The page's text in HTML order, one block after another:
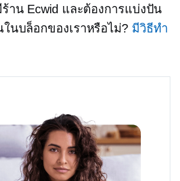
าน Ecwid และต้องการแบ่งปัน
นบล็อกของเราหรือไม่? มีวิธีทำ